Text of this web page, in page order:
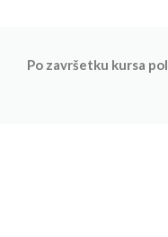
Po završetku kursa